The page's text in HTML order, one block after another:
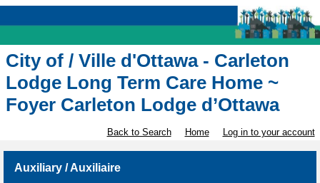
City of / Ville d'Ottawa - Carleton
Lodge Long Term Care Home ~
Foyer Carleton Lodge d’Ottawa
Back to Search Home Log in to your account
Auxiliary / Auxiliaire